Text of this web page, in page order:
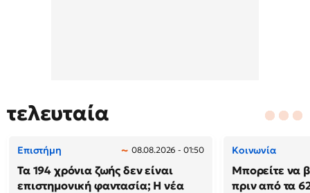
τελευταία
Επιστήμη 08.08.2026 - 01:50
Τα 194 χρόνια ζωής δεν είναι
επιστημονική φαντασία; Η νέα
Κοινωνία
Μπορείτε να
πριν από τα